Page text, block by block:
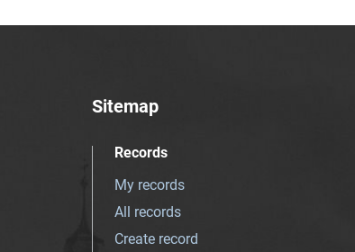
Sitemap
Records
My records
All records
Create record